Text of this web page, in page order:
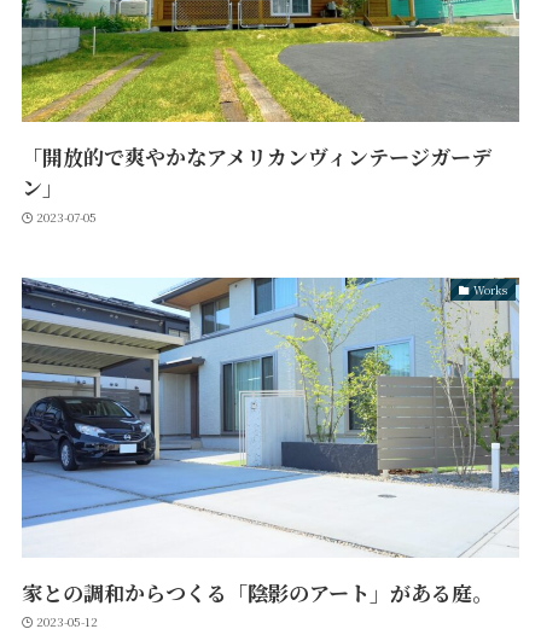
「開放的で爽やかなアメリカンヴィンテージガーデ
ン」
2023-07-05
Works
家との調和からつくる「陰影のアート」がある庭。
2023-05-12